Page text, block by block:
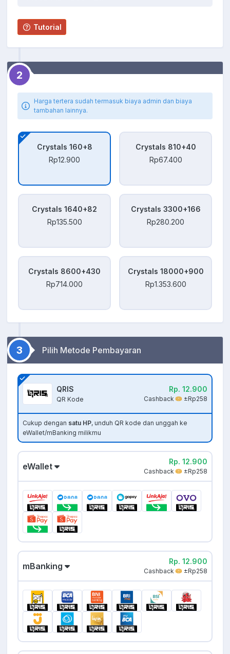
Tutorial
2
Harga tertera sudah termasuk biaya admin dan biaya
tambahan lainnya.
Crystals 160+8
Rp12.900
Crystals 810+40
Rp67.400
Crystals 1640+82
Rp135.500
Crystals 3300+166
Rp280.200
Crystals 8600+430
Rp714.000
Crystals 18000+900
Rp1.353.600
3 Pilih Metode Pembayaran
QRIS
QR Kode
Rp. 12.900
Cashback ±Rp258
Cukup dengan satu HP, unduh QR kode dan unggah ke
eWallet/mBanking milikmu
eWallet Rp. 12.900
Cashback ±Rp258
mBanking Rp. 12.900
Cashback ±Rp258